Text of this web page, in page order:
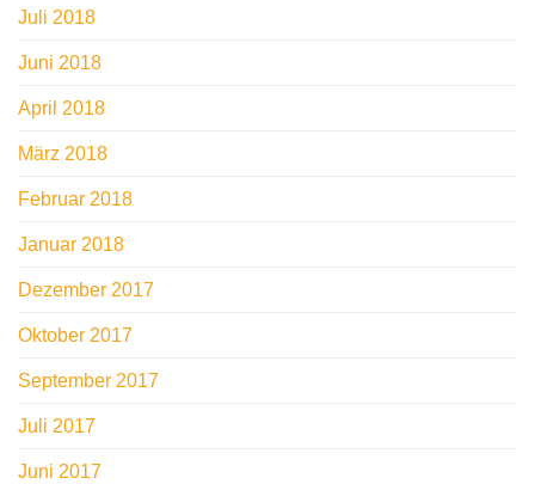
Juli 2018
Juni 2018
April 2018
März 2018
Februar 2018
Januar 2018
Dezember 2017
Oktober 2017
September 2017
Juli 2017
Juni 2017